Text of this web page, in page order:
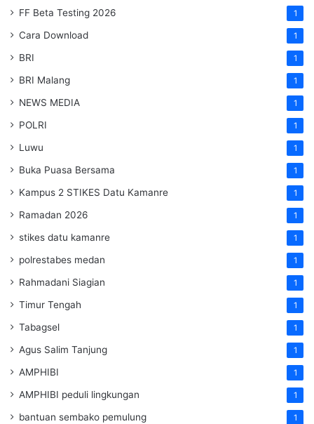
FF Beta Testing 2026 1
Cara Download 1
BRI 1
BRI Malang 1
NEWS MEDIA 1
POLRI 1
Luwu 1
Buka Puasa Bersama 1
Kampus 2 STIKES Datu Kamanre 1
Ramadan 2026 1
stikes datu kamanre 1
polrestabes medan 1
Rahmadani Siagian 1
Timur Tengah 1
Tabagsel 1
Agus Salim Tanjung 1
AMPHIBI 1
AMPHIBI peduli lingkungan 1
bantuan sembako pemulung 1